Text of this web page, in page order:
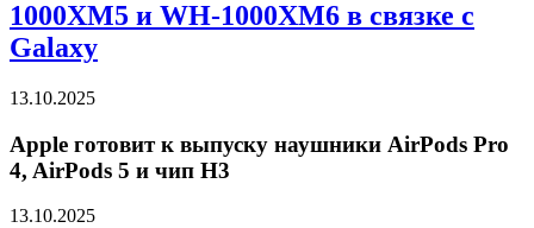
1000XM5 и WH-1000XM6 в связке с
Galaxy
13.10.2025
Apple готовит к выпуску наушники AirPods Pro
4, AirPods 5 и чип H3
13.10.2025